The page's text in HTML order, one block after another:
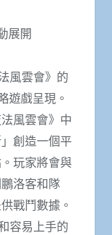
展開
風雲會》的
遊戲呈現。
風雲會》中
創造一個平
玩家將會與
洛客和隊
戰鬥數據。
容易上手的